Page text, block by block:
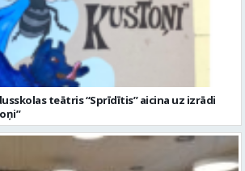
teātris “Sprīdītis” aicina uz izrādi